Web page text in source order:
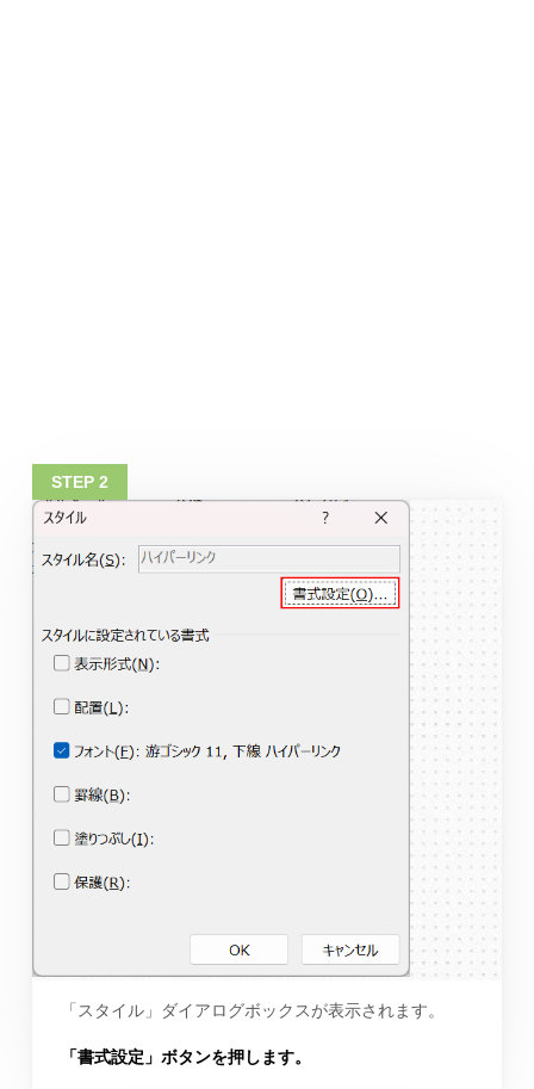
「スタイル」ダイアログボックスが表示されます。
「書式設定」ボタンを押します。